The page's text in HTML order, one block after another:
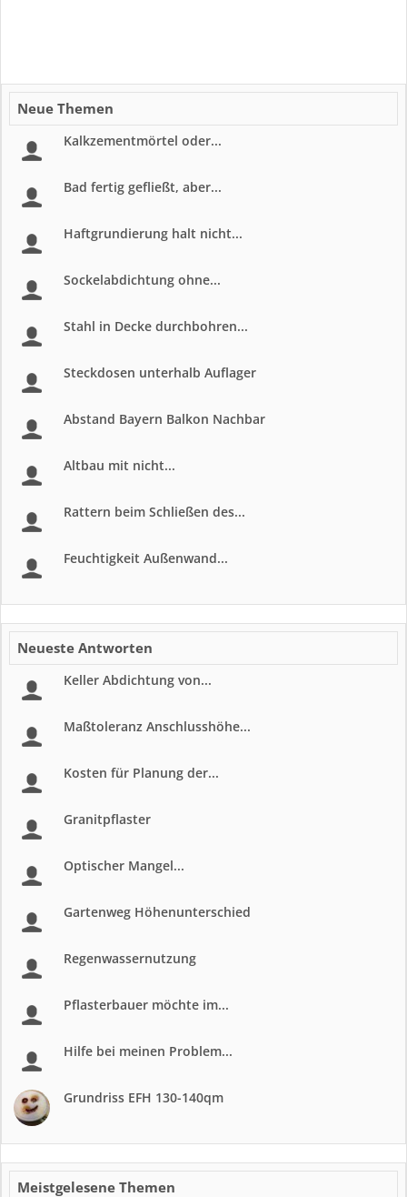
Neue Themen
Kalkzementmörtel oder...
Bad fertig gefließt, aber...
Haftgrundierung halt nicht...
Sockelabdichtung ohne...
Stahl in Decke durchbohren...
Steckdosen unterhalb Auflager
Abstand Bayern Balkon Nachbar
Altbau mit nicht...
Rattern beim Schließen des...
Feuchtigkeit Außenwand...
Neueste Antworten
Keller Abdichtung von...
Maßtoleranz Anschlusshöhe...
Kosten für Planung der...
Granitpflaster
Optischer Mangel...
Gartenweg Höhenunterschied
Regenwassernutzung
Pflasterbauer möchte im...
Hilfe bei meinen Problem...
Grundriss EFH 130-140qm
Meistgelesene Themen